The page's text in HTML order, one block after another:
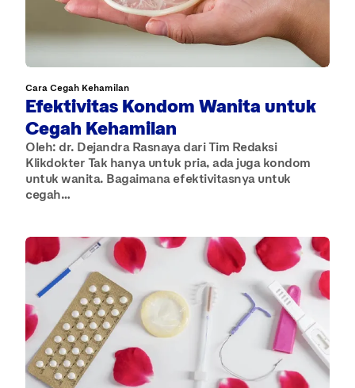
Cara Cegah Kehamilan
Efektivitas Kondom Wanita untuk
Cegah Kehamilan
Oleh: dr. Dejandra Rasnaya dari Tim Redaksi
Klikdokter Tak hanya untuk pria, ada juga kondom
untuk wanita. Bagaimana efektivitasnya untuk
cegah…